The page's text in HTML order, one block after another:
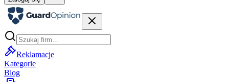
Reklamacje
Kategorie
Blog